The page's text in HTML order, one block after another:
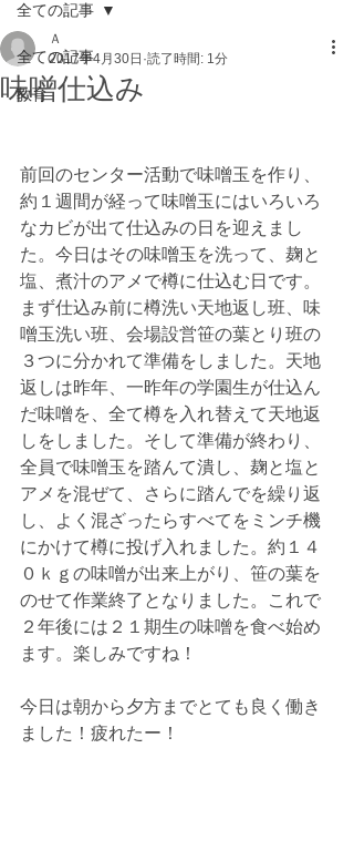
全ての記事
教育
全ての記事
味噌仕込み
Ａ
2017年4月30日 読了時間: 1分
前回のセンター活動で味噌玉を作り、
約１週間が経って味噌玉にはいろいろ
なカビが出て仕込みの日を迎えまし
た。今日はその味噌玉を洗って、麹と
塩、煮汁のアメで樽に仕込む日です。
まず仕込み前に樽洗い天地返し班、味
噌玉洗い班、会場設営笹の葉とり班の
３つに分かれて準備をしました。天地
返しは昨年、一昨年の学園生が仕込ん
だ味噌を、全て樽を入れ替えて天地返
しをしました。そして準備が終わり、
全員で味噌玉を踏んて潰し、麹と塩と
アメを混ぜて、さらに踏んでを繰り返
し、よく混ざったらすべてをミンチ機
にかけて樽に投げ入れました。約１４
０ｋｇの味噌が出来上がり、笹の葉を
のせて作業終了となりました。これで
２年後には２１期生の味噌を食べ始め
ます。楽しみですね！
今日は朝から夕方までとても良く働き
ました！疲れたー！